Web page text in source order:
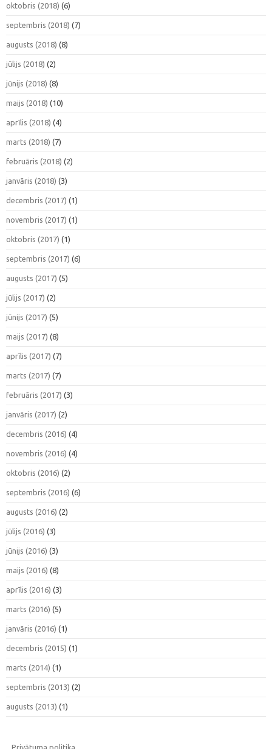
oktobris (2018) (6)
septembris (2018) (7)
augusts (2018) (8)
jūlijs (2018) (2)
jūnijs (2018) (8)
maijs (2018) (10)
aprīlis (2018) (4)
marts (2018) (7)
februāris (2018) (2)
janvāris (2018) (3)
decembris (2017) (1)
novembris (2017) (1)
oktobris (2017) (1)
septembris (2017) (6)
augusts (2017) (5)
jūlijs (2017) (2)
jūnijs (2017) (5)
maijs (2017) (8)
aprīlis (2017) (7)
marts (2017) (7)
februāris (2017) (3)
janvāris (2017) (2)
decembris (2016) (4)
novembris (2016) (4)
oktobris (2016) (2)
septembris (2016) (6)
augusts (2016) (2)
jūlijs (2016) (3)
jūnijs (2016) (3)
maijs (2016) (8)
aprīlis (2016) (3)
marts (2016) (5)
janvāris (2016) (1)
decembris (2015) (1)
marts (2014) (1)
septembris (2013) (2)
augusts (2013) (1)
Privātuma politika